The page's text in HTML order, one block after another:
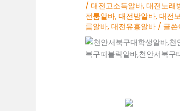
/대전고소득알바,대전노래
전룸알바,대전밤알바,대전
룸알바,대전유흥알바 / 글